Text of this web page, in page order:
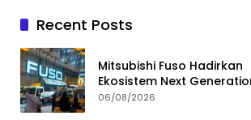
Recent Posts
Mitsubishi Fuso Hadirkan
Ekosistem Next
Zero Down Time di GIIAS
06/08/2026